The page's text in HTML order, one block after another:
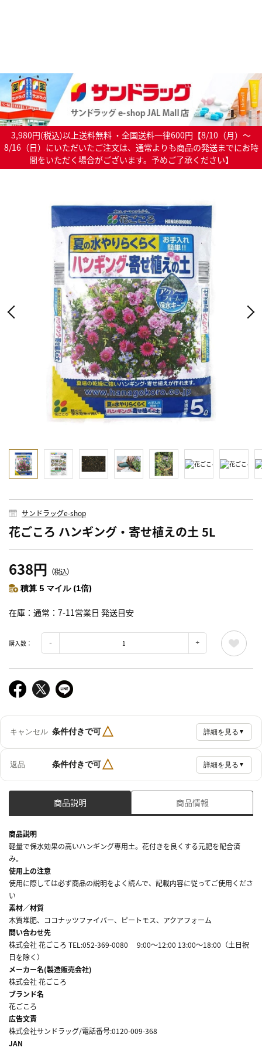
3,980円(税込)以上送料無料 ・全国送料一律600円【8/10（月）～
8/16（日）にいただいたご注文は、通常よりも商品の発送までにお時
間をいただく場合がございます。予めご了承ください】
サンドラッグe-shop
花ごころ ハンギング・寄せ植えの土 5L
638円 （税込）
積算 5 マイル (1倍)
在庫 通常：7-11営業日 発送目安
購入数：
キャンセル 条件付きで可△ 詳細を見る ▼
返品 条件付きで可△ 詳細を見る ▼
商品説明 商品情報
商品説明
軽量で保水効果の高いハンギング専用土。花付きを良くする元肥を配合済
み。
使用上の注意
使用に際しては必ず商品の説明をよく読んで、記載内容に従ってご使用くださ
い
素材／材質
木質堆肥、ココナッツファイバー、ピートモス、アクアフォーム
問い合わせ先
株式会社 花ごころ TEL:052-369-0080 9:00～12:00 13:00～18:00（土日祝
日を除く）
メーカー名(製造販売会社)
株式会社 花ごころ
ブランド名
花ごころ
広告文責
株式会社サンドラッグ/電話番号:0120-009-368
JAN